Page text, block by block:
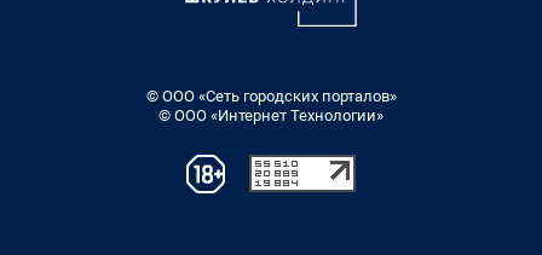
© ООО «Сеть городских порталов»
© ООО «Интернет Технологии»